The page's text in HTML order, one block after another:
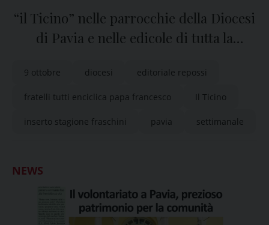
“il Ticino” nelle parrocchie della Diocesi
di Pavia e nelle edicole di tutta la
9 ottobre diocesi editoriale repossi
fratelli tutti enciclica papa francesco Il Ticino
inserto stagione fraschini pavia settimanale
NEWS